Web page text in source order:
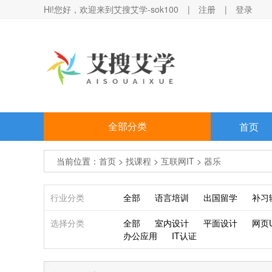
Hi!您好，欢迎来到艾搜艾学-sok100 | 注册 | 登录
全部分类 首页
当前位置： 首页 > 找课程 > 互联网IT > 器乐
行业分类 全部 语言培训 出国留学 补习
选择分类 全部 室内设计 平面设计
网页
办公应用
IT认证